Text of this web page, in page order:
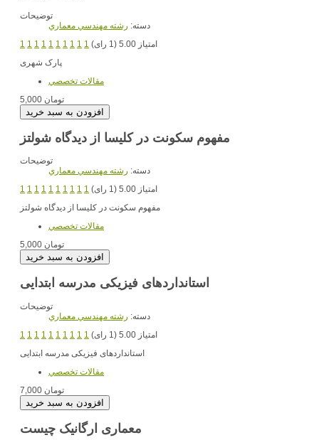
توضیحات
دسته: رشته مهندسي معماري
1 1 1 1 1 1 1 1 1 1
امتیاز 5.00 (1 رای)
پارک شهری
مقالات تخصصي
5,000 تومان
مفهوم سکونت در کلیسا از دیدگاه شولتز
توضیحات
دسته: رشته مهندسي معماري
1 1 1 1 1 1 1 1 1 1
امتیاز 5.00 (1 رای)
مفهوم سکونت در کلیسا از دیدگاه شولتز
مقالات تخصصي
5,000 تومان
استانداردهای فیزیکی مدرسه ابتدایی
توضیحات
دسته: رشته مهندسي معماري
1 1 1 1 1 1 1 1 1 1
امتیاز 5.00 (1 رای)
مقالات تخصصي
7,000 تومان
معماری ارگانیک چیست